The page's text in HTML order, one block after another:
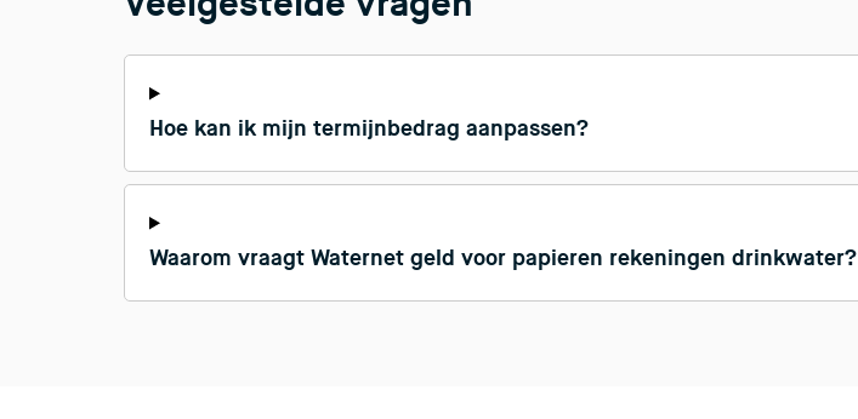
Hoe kan ik mijn termijnbedrag aanpassen?
Waarom vraagt Waternet geld voor papieren rekeningen drinkwater?